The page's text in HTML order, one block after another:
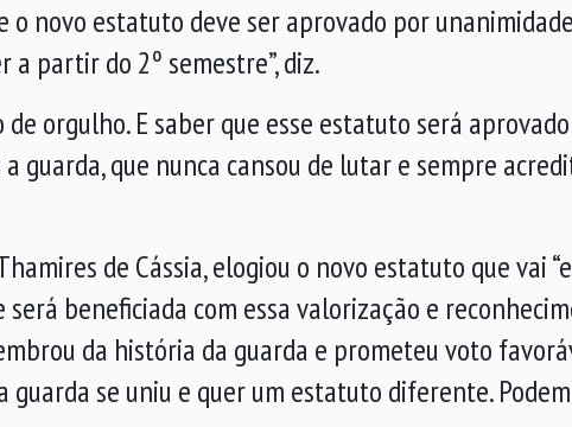
novo estatuto deve ser aprovado por
partir do 2º semestre”, diz.
orgulho. E saber que esse estatuto será
guarda, que nunca cansou de lutar e sempre
de Cássia, elogiou o novo estatuto que vai
beneficiada com essa valorização e
da história da guarda e prometeu voto
se uniu e quer um estatuto diferente.